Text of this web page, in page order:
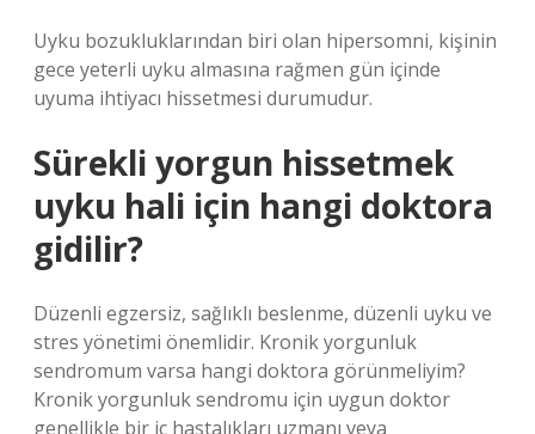
Uyku bozukluklarından biri olan hipersomni, kişinin
gece yeterli uyku almasına rağmen gün içinde
uyuma ihtiyacı hissetmesi durumudur.
Sürekli yorgun hissetmek
uyku hali için hangi doktora
gidilir?
Düzenli egzersiz, sağlıklı beslenme, düzenli uyku ve
stres yönetimi önemlidir. Kronik yorgunluk
sendromum varsa hangi doktora görünmeliyim?
Kronik yorgunluk sendromu için uygun doktor
genellikle bir iç hastalıkları uzmanı veya